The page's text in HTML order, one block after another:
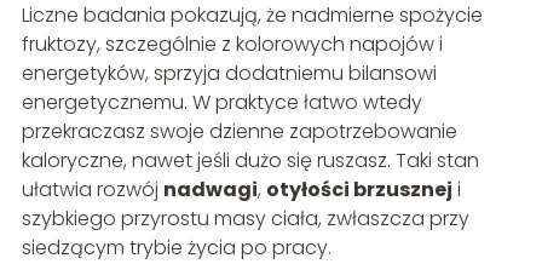
Liczne badania pokazują, że nadmierne spożycie
fruktozy, szczególnie z kolorowych napojów i
energetyków, sprzyja dodatniemu bilansowi
energetycznemu. W praktyce łatwo wtedy
przekraczasz swoje dzienne zapotrzebowanie
kaloryczne, nawet jeśli dużo się ruszasz. Taki stan
ułatwia rozwój nadwagi, otyłości brzusznej i
szybkiego przyrostu masy ciała, zwłaszcza przy
siedzącym trybie życia po pracy.